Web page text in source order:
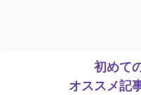
初めて
オススメ記